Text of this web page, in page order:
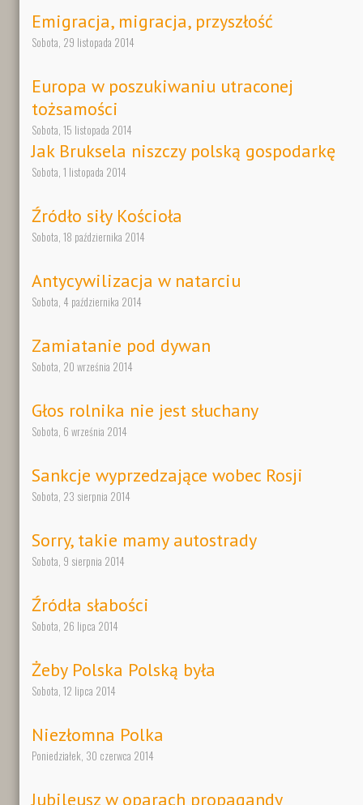
Emigracja, migracja, przyszłość
Sobota, 29 listopada 2014
Europa w poszukiwaniu utraconej
tożsamości
Sobota, 15 listopada 2014
Jak Bruksela niszczy polską gospodarkę
Sobota, 1 listopada 2014
Źródło siły Kościoła
Sobota, 18 października 2014
Antycywilizacja w natarciu
Sobota, 4 października 2014
Zamiatanie pod dywan
Sobota, 20 września 2014
Głos rolnika nie jest słuchany
Sobota, 6 września 2014
Sankcje wyprzedzające wobec Rosji
Sobota, 23 sierpnia 2014
Sorry, takie mamy autostrady
Sobota, 9 sierpnia 2014
Źródła słabości
Sobota, 26 lipca 2014
Żeby Polska Polską była
Sobota, 12 lipca 2014
Niezłomna Polka
Poniedziałek, 30 czerwca 2014
Jubileusz w oparach propagandy